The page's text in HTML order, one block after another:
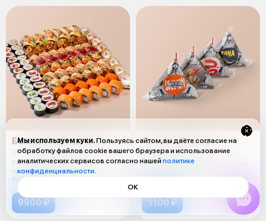
Большой праздник сет
2840 г
Ролл с лососем и тунцом, Ролл с
тунцом и авокадо, Ролл с угрём,
Ролл с огурцом, Филадельфи
9900 ₽
Четыре Ронина
400 г
Онигири с креветкой, Онигири с
1100 ₽
Мы используем куки.Пользуясь сайтом, вы даёте согласие на
обработку файлов cookie вашего браузера и использование
аналитических сервисов согласно нашей политике
конфиденциальности.
ОК